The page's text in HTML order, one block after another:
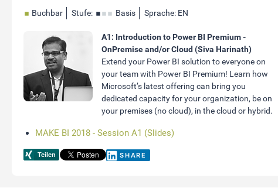
Buchbar Stufe: Basis Sprache: EN
A1: Introduction to Power BI Premium -
OnPremise and/or Cloud (Siva Harinath)
Extend your Power BI solution to everyone on
your team with Power BI Premium! Learn how
Microsoft’s latest offering can bring you
dedicated capacity for your organization, be on
your premises (no cloud), in the cloud or hybrid.
MAKE BI 2018 - Session A1 (Slides)
SHARE